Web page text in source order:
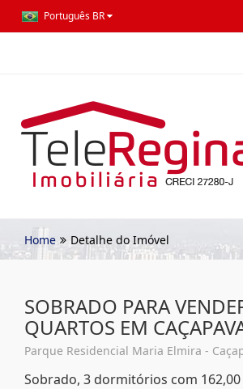
Português BR
Home Detalhe do Imóvel
SOBRADO PARA
QUARTOS EM
Parque Residencial Maria Elmira -
Sobrado, 3 dormitórios com 162,00